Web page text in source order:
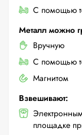
С помощью
Металл можно
Вручную
С помощью
Магнитом
Взвешивают:
площадке